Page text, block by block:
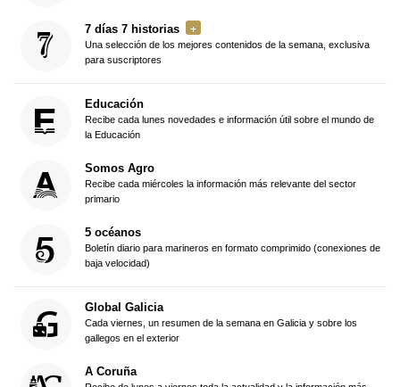
7 días 7 historias
Una selección de los mejores contenidos de la semana, exclusiva
para suscriptores
Educación
Recibe cada lunes novedades e información útil sobre el mundo de
la Educación
Somos Agro
Recibe cada miércoles la información más relevante del sector
primario
5 océanos
Boletín diario para marineros en formato comprimido (conexiones de
baja velocidad)
Global Galicia
Cada viernes, un resumen de la semana en Galicia y sobre los
gallegos en el exterior
A Coruña